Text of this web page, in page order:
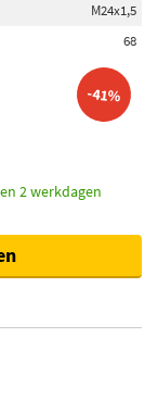
M24x1,5
68
-41%
2 werkdagen